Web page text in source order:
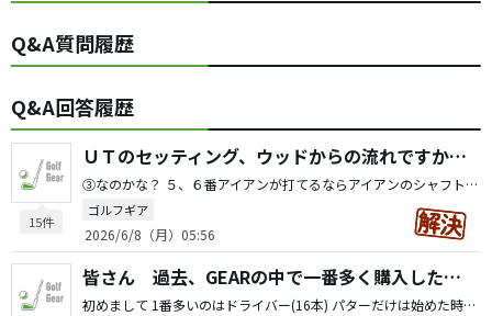
Q&A質問履歴
Q&A回答履歴
15件
ＵＴのセッティング、ウッドからの流れですか？アイアンからの流れですか？中間ですか？
③なのかな？ ５、６番アイアンが打てるならアイアンのシャフト重量から-10〜20g、無理なら-20〜30gにシャフト選ぶと、上がりやすく打ちやすかったのでアイアンを基準で考えてます
ゴルフギア
2026/6/8（月）05:56
皆さん 過去、GEARの中で一番多く購入したのは 何でしょうか？
初めまして 1番多いのはドライバー(16本) パターだけは始めた時に買ったベティナルディ を一度も変えずに使ってます。 目移りはしますが、なんか違うなーと変えてません。